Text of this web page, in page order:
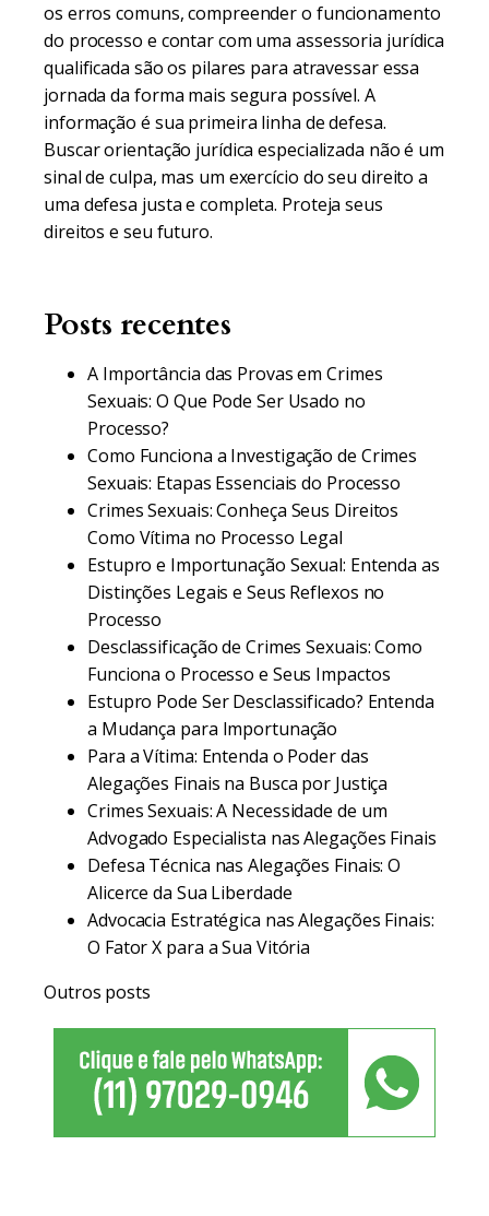
os erros comuns, compreender o funcionamento
do processo e contar com uma assessoria jurídica
qualificada são os pilares para atravessar essa
jornada da forma mais segura possível. A
informação é sua primeira linha de defesa.
Buscar orientação jurídica especializada não é um
sinal de culpa, mas um exercício do seu direito a
uma defesa justa e completa. Proteja seus
direitos e seu futuro.
Posts recentes
A Importância das Provas em Crimes
Sexuais: O Que Pode Ser Usado no
Processo?
Como Funciona a Investigação de Crimes
Sexuais: Etapas Essenciais do Processo
Crimes Sexuais: Conheça Seus Direitos
Como Vítima no Processo Legal
Estupro e Importunação Sexual: Entenda as
Distinções Legais e Seus Reflexos no
Processo
Desclassificação de Crimes Sexuais: Como
Funciona o Processo e Seus Impactos
Estupro Pode Ser Desclassificado? Entenda
a Mudança para Importunação
Para a Vítima: Entenda o Poder das
Alegações Finais na Busca por Justiça
Crimes Sexuais: A Necessidade de um
Advogado Especialista nas Alegações Finais
Defesa Técnica nas Alegações Finais: O
Alicerce da Sua Liberdade
Advocacia Estratégica nas Alegações Finais:
O Fator X para a Sua Vitória
Outros posts